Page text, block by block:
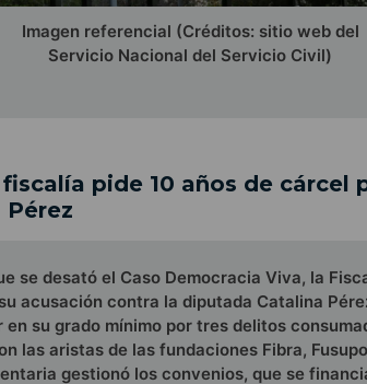
Imagen referencial (Créditos: sitio web del
Servicio Nacional del Servicio Civil)
pide 10 años de cárcel
se desató el Caso Democracia Viva, la
acusación contra la diputada Catalina
en su grado mínimo por tres delitos
las aristas de las fundaciones Fibra,
gestionó los convenios, que se